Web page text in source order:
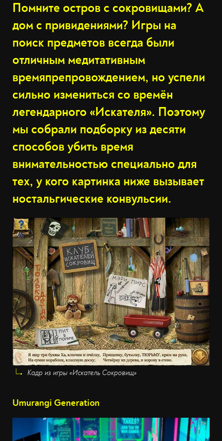
Помните остров с сокровищами? А
дом с привидениями? Игры на
поиск предметов всегда были
отличным медитативным
времяпрепровождением, но успели
сильно измениться со времён
легендарного «Искателя». Поэтому
мы собрали подборку из десяти
способов убить время
внимательностью специально для
тех, у кого картинка ниже вызывает
ностальгические конвульсии.
Кадр из игры «Искатель Сокровищ»
Umurangi Generation